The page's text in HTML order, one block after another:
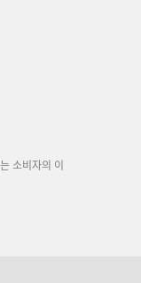
소비자의 이